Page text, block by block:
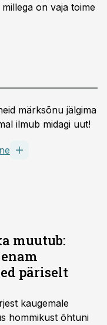
on vaja toime
märksõnu jälgima
ilmub midagi uut!
muutub:
päriselt
kaugemale
hommikust õhtuni